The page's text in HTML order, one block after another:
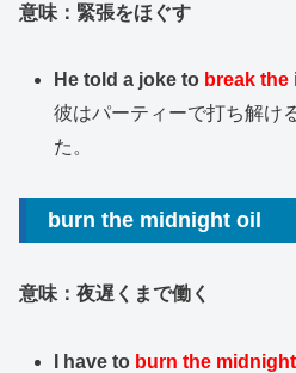
意味：緊張をほぐす
He told a joke to break the
彼はパーティーで打ち解け
た。
burn the midnight oil
意味：夜遅くまで働く
I have to burn the midnight